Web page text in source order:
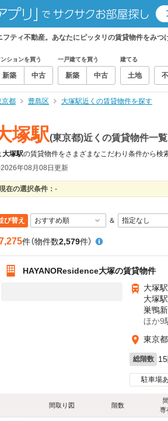
ティ不動産。あなたにピッタリの賃貸物件をみつ
ションを買う
新築 中古
一戸建てを買う
新築 中古
建てる
土地
京都 豊島区 大塚駅近くの賃貸物件を探す
塚駅(東京都)近くの賃貸物件一覧
大塚駅の賃貸物件をさまざまなこだわり条件から検
2026年08月08日更新
在の選択条件： -
び替え ＆
件（物件数2,579件）
HAYANOResidence大塚の賃貸物件
大塚
大塚
巣鴨
ほか9
東京
総階数
駐車場
間取り図 階数
専